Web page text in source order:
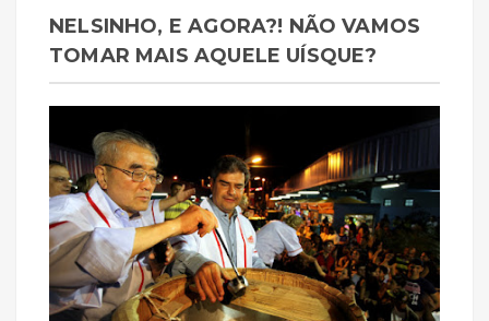
NELSINHO, E AGORA?! NÃO VAMOS
TOMAR MAIS AQUELE UÍSQUE?